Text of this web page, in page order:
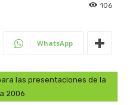
106
WhatsApp
las presentaciones de la
2006